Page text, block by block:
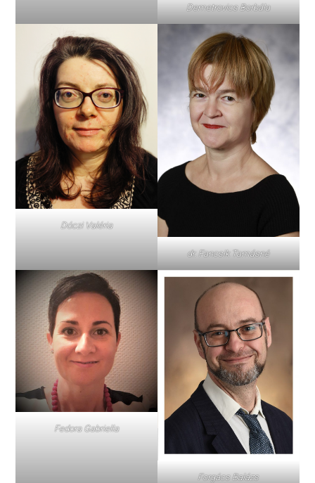
Demetrovics Borbála
Dóczi Valéria
dr. Fancsik Tamásné
Fedora Gabriella
Forgács Balázs